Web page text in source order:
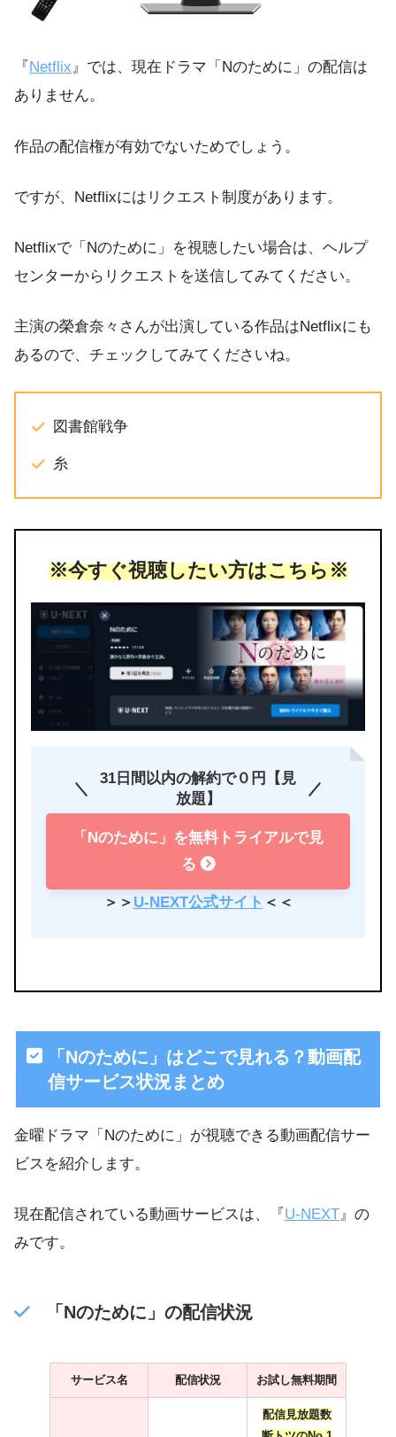
『 Netflix』では、現在ドラマ「Nのために」の配信は
ありません。
作品の配信権が有効でないためでしょう。
ですが、Netflixにはリクエスト制度があります。
Netflixで「Nのために」を視聴したい場合は、ヘルプ
センターからリクエストを送信してみてください。
主演の榮倉奈々さんが出演している作品はNetflixにも
あるので、チェックしてみてくださいね。
図書館戦争
糸
※今すぐ視聴したい方はこちら※
31日間以内の解約で０円【見
放題】
「Nのために」を無料トライアルで見
る
＞＞ U-NEXT公式サイト ＜＜
「Nのために」はどこで見れる？動画配
信サービス状況まとめ
金曜ドラマ「Nのために」が視聴できる動画配信サー
ビスを紹介します。
現在配信されている動画サービスは、『U-NEXT』の
みです。
「Nのために」の配信状況
サービス名 配信状況 お試し無料期間
配信見放題数